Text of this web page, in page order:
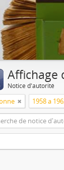
Affichage
Notice d'autorité